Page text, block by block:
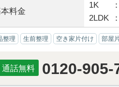
料金
1K
2LDK
整理 生前整理 空き家片付け 部屋
通話無料 0120-905-